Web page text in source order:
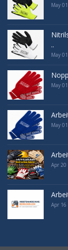
May
..
May
May
May
Apr 20
Apr 16